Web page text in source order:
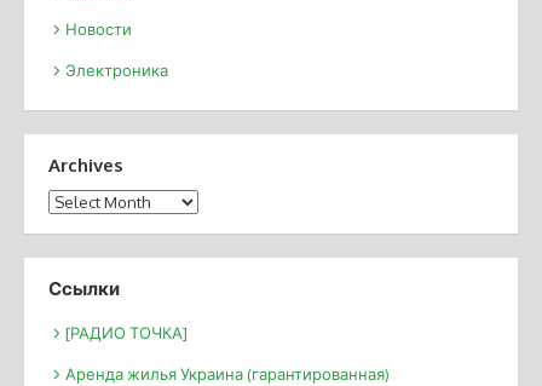
Новости
Электроника
Archives
Archives
Ссылки
[РАДИО ТОЧКА]
Аренда жилья Украина (гарантированная)